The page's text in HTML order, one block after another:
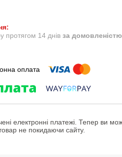
протягом 14 днів за домовленістю
електронні платежі. Тепер ви
не покидаючи сайту.